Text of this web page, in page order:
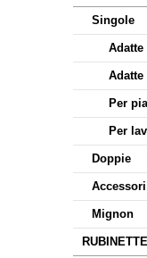
Singole
Per
Per
Doppie
Accessori
Mignon